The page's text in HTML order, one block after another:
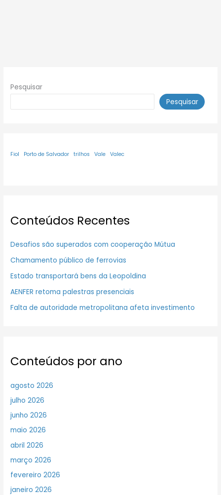
Pesquisar
Pesquisar
Fiol Porto de Salvador trilhos Vale Valec
Conteúdos Recentes
Desafios são superados com cooperação Mútua
Chamamento público de ferrovias
Estado transportará bens da Leopoldina
AENFER retoma palestras presenciais
Falta de autoridade metropolitana afeta investimento
Conteúdos por ano
agosto 2026
julho 2026
junho 2026
maio 2026
abril 2026
março 2026
fevereiro 2026
janeiro 2026